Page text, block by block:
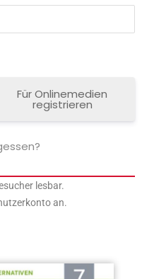
Für Onlinemedien
registrieren
lesbar.
an.